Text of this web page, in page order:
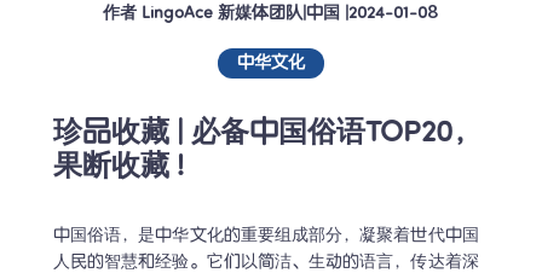
作者 LingoAce 新媒体团队| 中国 2024-01-08
中华文化
珍品收藏 | 必备中国俗语TOP20，
果断收藏 !
中国俗语，是中华文化的重要组成部分，凝聚着世代中国
人民的智慧和经验。它们以简洁、生动的语言，传达着深